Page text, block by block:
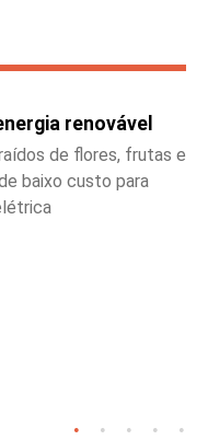
renovável
de flores, frutas e
baixo custo para